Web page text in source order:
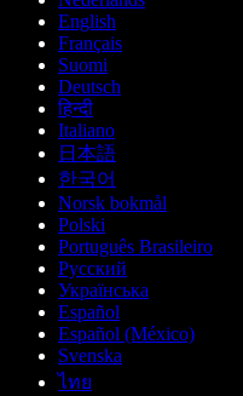
English
Français
Suomi
Deutsch
हिन्दी
Italiano
日本語
한국어
Norsk bokmål
Polski
Português Brasileiro
Русский
Українська
Español
Español (México)
Svenska
ไทย